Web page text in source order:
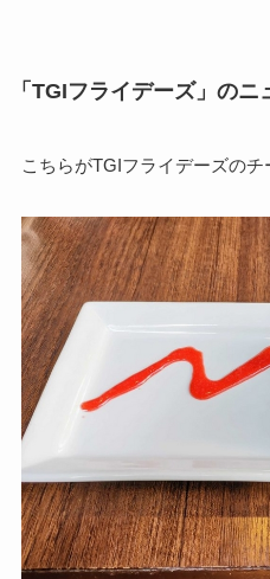
「TGIフライデーズ」の
こちらがTGIフライデーズのチ